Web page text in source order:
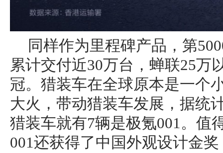
同样作为里程碑产品，第
累计交付近30万台，蝉联25万
冠。猎装车在全球原本是一个
大火，带动猎装车发展，据统
猎装车就有7辆是极氪001。值
001还获得了中国外观设计金